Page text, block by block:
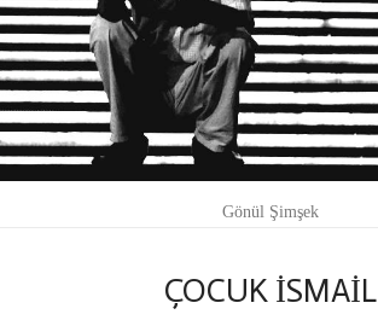
Gönül Şimşek
ÇOCUK İSMAİL